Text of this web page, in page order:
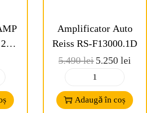
Amplificator Auto
Reiss RS-F13000.1D
5.490lei 5.250lei
Adaugă în coș